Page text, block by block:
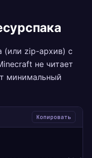
(или zip-архив) с
не читает
минимальный
Копировать